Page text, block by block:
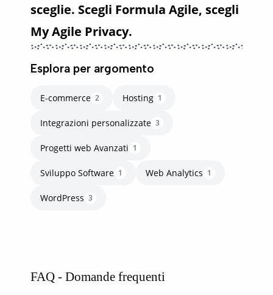
sceglie. Scegli Formula Agile, scegli
My Agile Privacy.
Esplora per argomento
E-commerce 2 Hosting 1
Integrazioni personalizzate 3
Progetti web Avanzati 1
Sviluppo Software 1 Web Analytics 1
WordPress 3
FAQ - Domande frequenti